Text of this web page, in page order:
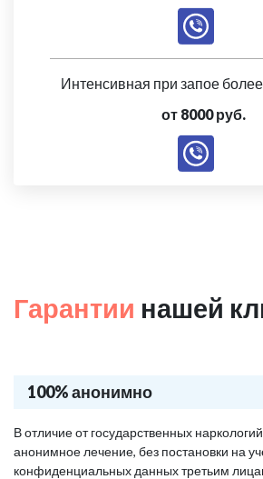
Интенсивная при запое
от 8000 руб.
Гарантии нашей
100% анонимно
В отличие от государственных
анонимное лечение, без постановки на
конфиденциальных данных третьим